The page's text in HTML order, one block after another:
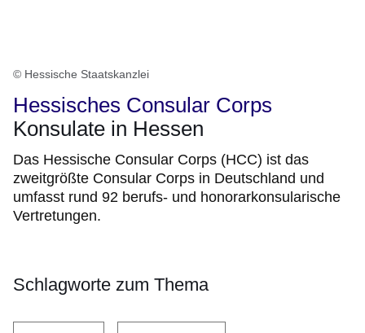
© Hessische Staatskanzlei
Hessisches Consular Corps
Konsulate in Hessen
Das Hessische Consular Corps (HCC) ist das
zweitgrößte Consular Corps in Deutschland und
umfasst rund 92 berufs- und honorarkonsularische
Vertretungen.
Schlagworte zum Thema